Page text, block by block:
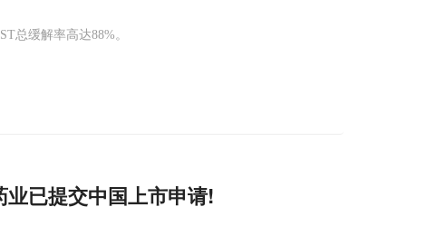
总缓解率高达88%。
已提交中国上市申请!